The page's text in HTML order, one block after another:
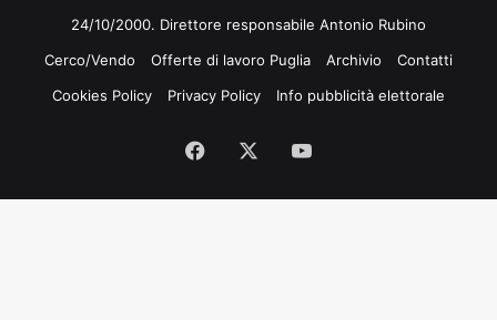
24/10/2000. Direttore responsabile Antonio Rubino
Cerco/Vendo
Offerte di lavoro Puglia Archivio
Contatti
Cookies Policy
Privacy Policy Info pubblicità elettorale
Facebook
Tube